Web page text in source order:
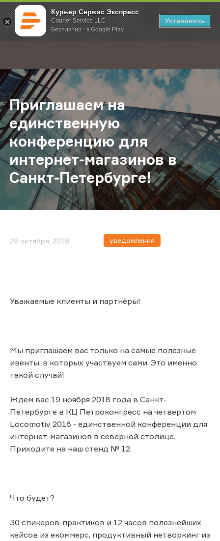
Курьер Сервис Экспресс
Courier Service LLC
Бесплатно - в Google Play
Установить
; Главная О компании Новости Приглашаем на единственную
Приглашаем на
единственную
конференцию для
интернет-магазинов в
Санкт-Петербурге!
29 октября, 2018 уведомления
Уважаемые клиенты и партнёры!
Мы приглашаем вас только на самые полезные
ивенты, в которых участвуем сами. Это именно
такой случай!
Ждем вас 19 ноября 2018 года в Санкт-
Петербурге в КЦ Петроконгресс на четвертом
Locomotiv 2018 - единственной конференции для
интернет-магазинов в северной столице.
Приходите на наш стенд № 12.
Что будет?
30 спикеров-практиков и 12 часов полезнейших
кейсов из екоммерс, продуктивный нетворкинг из